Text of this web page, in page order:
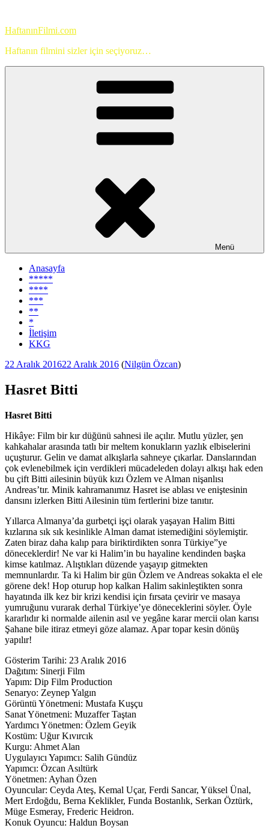
HaftanınFilmi.com
Haftanın filmini sizler için seçiyoruz…
Menü
Anasayfa
*****
****
***
**
*
İletişim
KKG
Yayım
22 Aralık 201622 Aralık 2016 (Nilgün Özcan)
Hasret Bitti
Hasret Bitti
Hikâye: Film bir kır düğünü sahnesi ile açılır. Mutlu yüzler, şen
kahkahalar arasında tatlı bir meltem konukların yazlık elbiselerini
uçuşturur. Gelin ve damat alkışlarla sahneye çıkarlar. Danslarından
çok evlenebilmek için verdikleri mücadeleden dolayı alkışı hak eden
bu çift Bitti ailesinin büyük kızı Özlem ve Alman nişanlısı
Andreas’tır. Minik kahramanımız Hasret ise ablası ve eniştesinin
dansını izlerken Bitti Ailesinin tüm fertlerini bize tanıtır.
Yıllarca Almanya’da gurbetçi işçi olarak yaşayan Halim Bitti
kızlarına sık sık kesinlikle Alman damat istemediğini söylemiştir.
Zaten biraz daha kalıp para biriktirdikten sonra Türkiye”ye
döneceklerdir! Ne var ki Halim’in bu hayaline kendinden başka
kimse katılmaz. Alıştıkları düzende yaşayıp gitmekten
memnunlardır. Ta ki Halim bir gün Özlem ve Andreas sokakta el ele
görene dek! Hop oturup hop kalkan Halim sakinleştikten sonra
hayatında ilk kez bir krizi kendisi için fırsata çevirir ve masaya
yumruğunu vurarak derhal Türkiye’ye döneceklerini söyler. Öyle
kararlıdır ki normalde ailenin asıl ve yegâne karar mercii olan karısı
Şahane bile itiraz etmeyi göze alamaz. Apar topar kesin dönüş
yapılır!
Gösterim Tarihi: 23 Aralık 2016
Dağıtım: Sinerji Film
Yapım: Dip Film Production
Senaryo: Zeynep Yalgın
Görüntü Yönetmeni: Mustafa Kuşçu
Sanat Yönetmeni: Muzaffer Taştan
Yardımcı Yönetmen: Özlem Geyik
Kostüm: Uğur Kıvırcık
Kurgu: Ahmet Alan
Uygulayıcı Yapımcı: Salih Gündüz
Yapımcı: Özcan Asıltürk
Yönetmen: Ayhan Özen
Oyuncular: Ceyda Ateş, Kemal Uçar, Ferdi Sancar, Yüksel Ünal,
Mert Erdoğdu, Berna Keklikler, Funda Bostanlık, Serkan Öztürk,
Müge Esmeray, Frederic Heidron.
Konuk Oyuncu: Haldun Boysan